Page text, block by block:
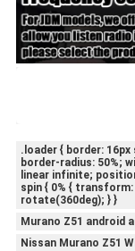
.loader { border:
border-radius: 50%;
linear infinite;
spin { 0% {
rotate(360deg); } }
Murano Z51 android
Nissan Murano Z51